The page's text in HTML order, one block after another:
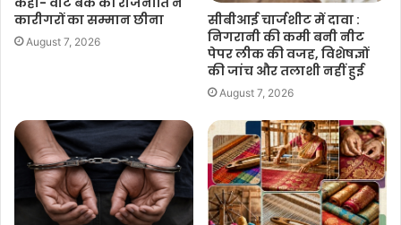
F
a
b
o
o
k
W
h
s
A
p
p
T
t
e
r
C
L
i
n
k
e
कारीगरों का सम्मान छीना
August 7, 2026
सीबीआई चार्जशीट में दावा :
निगरानी की कमी बनी नीट
पेपर लीक की वजह, विशेषज्ञों
की जांच और तलाशी नहीं हुई
August 7, 2026